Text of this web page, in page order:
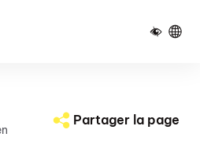
Partager la page